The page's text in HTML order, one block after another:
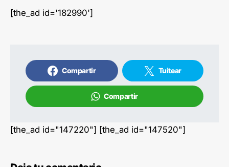
[the_ad id='182990']
Compartir Tuitear
Compartir
[the_ad id="147220"] [the_ad id="147520"]